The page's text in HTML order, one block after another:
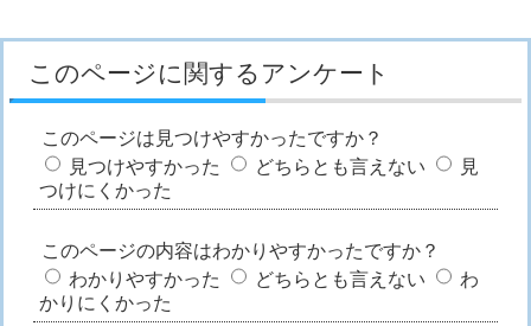
このページに関するアンケート
このページは見つけやすかったですか？
見つけやすかった
どちらとも言えない
見
つけにくかった
このページの内容はわかりやすかったですか？
わかりやすかった
どちらとも言えない
わ
かりにくかった